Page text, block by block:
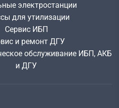
электростанции
для утилизации
Сервис ИБП
и ремонт ДГУ
обслуживание ИБП, АКБ
и ДГУ